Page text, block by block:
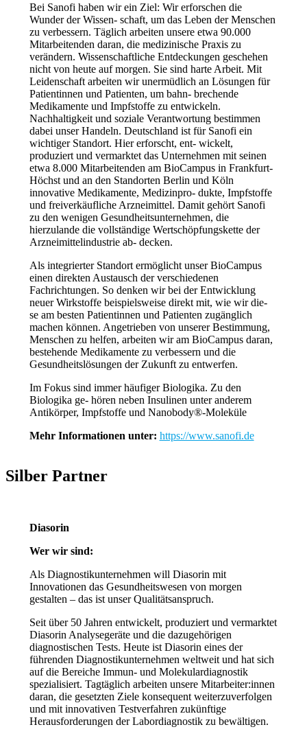
Bei Sanofi haben wir ein Ziel: Wir erforschen die
Wunder der Wissen- schaft, um das Leben der Menschen
zu verbessern. Täglich arbeiten unsere etwa 90.000
Mitarbeitenden daran, die medizinische Praxis zu
verändern. Wissenschaftliche Entdeckungen geschehen
nicht von heute auf morgen. Sie sind harte Arbeit. Mit
Leidenschaft arbeiten wir unermüdlich an Lösungen für
Patientinnen und Patienten, um bahn- brechende
Medikamente und Impfstoffe zu entwickeln.
Nachhaltigkeit und soziale Verantwortung bestimmen
dabei unser Handeln. Deutschland ist für Sanofi ein
wichtiger Standort. Hier erforscht, ent- wickelt,
produziert und vermarktet das Unternehmen mit seinen
etwa 8.000 Mitarbeitenden am BioCampus in Frankfurt-
Höchst und an den Standorten Berlin und Köln
innovative Medikamente, Medizinpro- dukte, Impfstoffe
und freiverkäufliche Arzneimittel. Damit gehört Sanofi
zu den wenigen Gesundheitsunternehmen, die
hierzulande die vollständige Wertschöpfungskette der
Arzneimittelindustrie ab- decken.
Als integrierter Standort ermöglicht unser BioCampus
einen direkten Austausch der verschiedenen
Fachrichtungen. So denken wir bei der Entwicklung
neuer Wirkstoffe beispielsweise direkt mit, wie wir die-
se am besten Patientinnen und Patienten zugänglich
machen können. Angetrieben von unserer Bestimmung,
Menschen zu helfen, arbeiten wir am BioCampus daran,
bestehende Medikamente zu verbessern und die
Gesundheitslösungen der Zukunft zu entwerfen.
Im Fokus sind immer häufiger Biologika. Zu den
Biologika ge- hören neben Insulinen unter anderem
Antikörper, Impfstoffe und Nanobody®-Moleküle
Mehr Informationen unter: https://www.sanofi.de
Silber Partner
Diasorin
Wer wir sind:
Als Diagnostikunternehmen will Diasorin mit
Innovationen das Gesundheitswesen von morgen
gestalten – das ist unser Qualitätsanspruch.
Seit über 50 Jahren entwickelt, produziert und vermarktet
Diasorin Analysegeräte und die dazugehörigen
diagnostischen Tests. Heute ist Diasorin eines der
führenden Diagnostikunternehmen weltweit und hat sich
auf die Bereiche Immun- und Molekulardiagnostik
spezialisiert. Tagtäglich arbeiten unsere Mitarbeiter:innen
daran, die gesetzten Ziele konsequent weiterzuverfolgen
und mit innovativen Testverfahren zukünftige
Herausforderungen der Labordiagnostik zu bewältigen.